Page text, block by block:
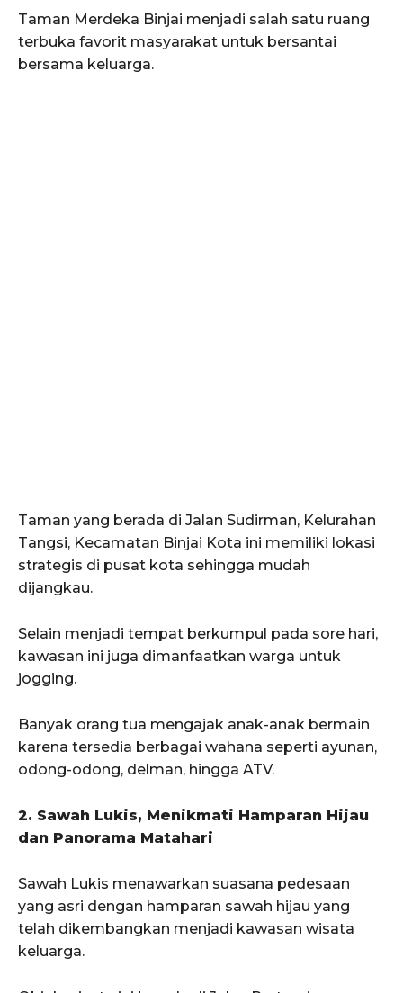
Taman Merdeka Binjai menjadi salah satu ruang
terbuka favorit masyarakat untuk bersantai
bersama keluarga.
Taman yang berada di Jalan Sudirman, Kelurahan
Tangsi, Kecamatan Binjai Kota ini memiliki lokasi
strategis di pusat kota sehingga mudah
dijangkau.
Selain menjadi tempat berkumpul pada sore hari,
kawasan ini juga dimanfaatkan warga untuk
jogging.
Banyak orang tua mengajak anak-anak bermain
karena tersedia berbagai wahana seperti ayunan,
odong-odong, delman, hingga ATV.
2. Sawah Lukis, Menikmati Hamparan Hijau
dan Panorama Matahari
Sawah Lukis menawarkan suasana pedesaan
yang asri dengan hamparan sawah hijau yang
telah dikembangkan menjadi kawasan wisata
keluarga.